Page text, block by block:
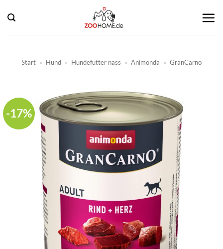
Inhalt
springen
Start » Hund » Hundefutter nass » Animonda » GranCarno
-17%